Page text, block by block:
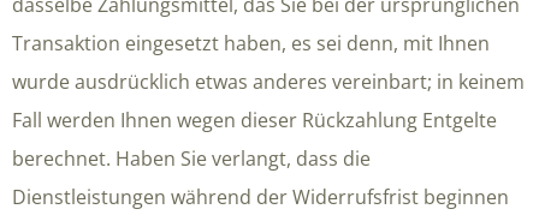
Transaktion eingesetzt haben, es sei denn, mit Ihnen
wurde ausdrücklich etwas anderes vereinbart; in keinem
Fall werden Ihnen wegen dieser Rückzahlung Entgelte
berechnet. Haben Sie verlangt, dass die
Dienstleistungen während der Widerrufsfrist beginnen